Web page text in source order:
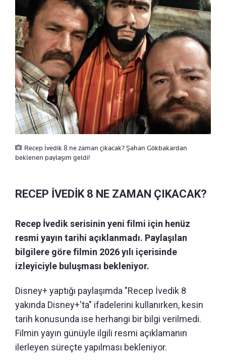
Recep İvedik 8 ne zaman çıkacak? Şahan Gökbakardan
beklenen paylaşım geldi!
RECEP İVEDİK 8 NE ZAMAN ÇIKACAK?
Recep İvedik serisinin yeni filmi için henüz
resmi yayın tarihi açıklanmadı. Paylaşılan
bilgilere göre filmin 2026 yılı içerisinde
izleyiciyle buluşması bekleniyor.
Disney+ yaptığı paylaşımda "Recep İvedik 8
yakında Disney+'ta" ifadelerini kullanırken, kesin
tarih konusunda ise herhangi bir bilgi verilmedi.
Filmin yayın günüyle ilgili resmi açıklamanın
ilerleyen süreçte yapılması bekleniyor.